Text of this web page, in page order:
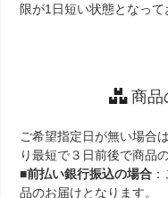
限が1日短い状態となって
商品
ご希望指定日が無い場合
り最短で３日前後で商品
■前払い銀行振込の場合
品のお届けとなります。